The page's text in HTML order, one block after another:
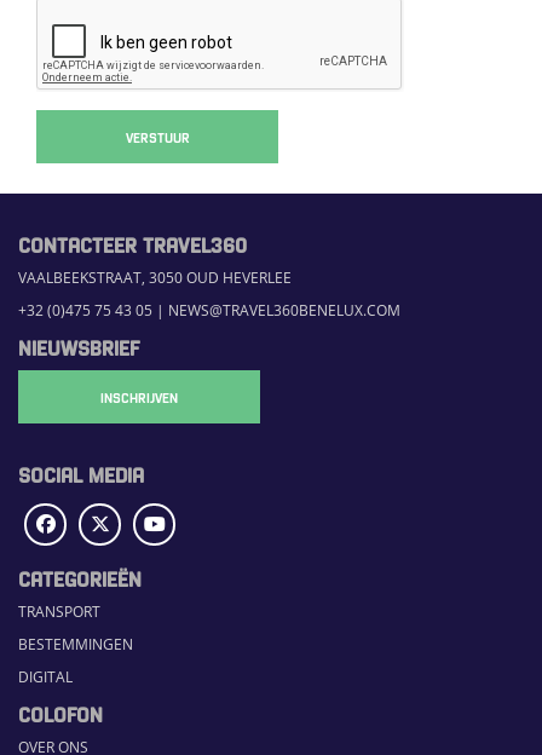
VERSTUUR
CONTACTEER TRAVEL360
VAALBEEKSTRAAT, 3050 OUD HEVERLEE
+32 (0)475 75 43 05 | NEWS@TRAVEL360BENELUX.COM
NIEUWSBRIEF
INSCHRIJVEN
SOCIAL MEDIA
CATEGORIEËN
TRANSPORT
BESTEMMINGEN
DIGITAL
COLOFON
OVER ONS